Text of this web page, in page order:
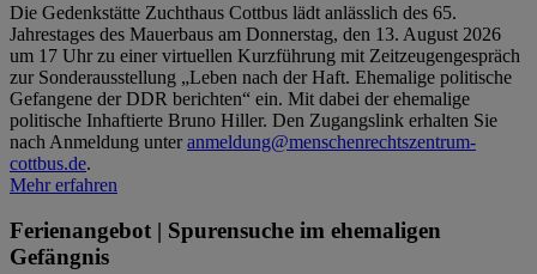
Die Gedenkstätte Zuchthaus Cottbus lädt anlässlich des 65.
Jahrestages des Mauerbaus am Donnerstag, den 13. August 2026
um 17 Uhr zu einer virtuellen Kurzführung mit Zeitzeugengespräch
zur Sonderausstellung „Leben nach der Haft. Ehemalige politische
Gefangene der DDR berichten“ ein. Mit dabei der ehemalige
politische Inhaftierte Bruno Hiller. Den Zugangslink erhalten Sie
nach Anmeldung unteranmeldung@menschenrechtszentrum-
cottbus.de.
Mehr erfahren
Ferienangebot | Spurensuche im ehemaligen
Gefängnis